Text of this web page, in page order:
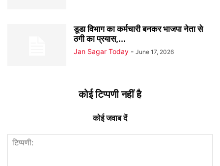
डूडा विभाग का कर्मचारी बनकर भाजपा नेता से
ठगी का प्रयास,...
Jan Sagar Today - June 17, 2026
कोई टिप्पणी नहीं है
कोई जवाब दें